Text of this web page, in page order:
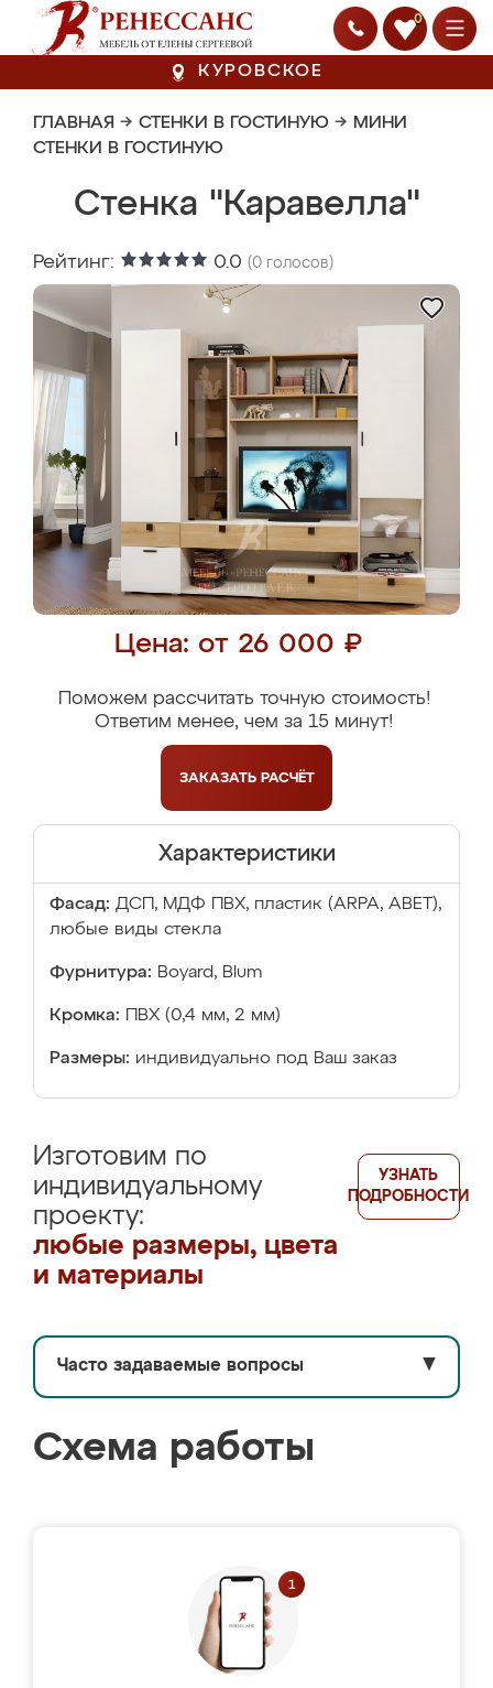
0
КУРОВСКОЕ
ГЛАВНАЯ → СТЕНКИ В ГОСТИНУЮ → МИНИ
СТЕНКИ В ГОСТИНУЮ
Стенка "Каравелла"
Рейтинг: 0.0 (0 голосов)
Цена: от 26 000 ₽
Поможем рассчитать точную стоимость!
Ответим менее, чем за 15 минут!
ЗАКАЗАТЬ РАСЧЁТ
Характеристики
Фасад: ДСП, МДФ ПВХ, пластик (ARPA, ABET),
любые виды стекла
Фурнитура: Boyard, Blum
Кромка: ПВХ (0,4 мм, 2 мм)
Размеры: индивидуально под Ваш заказ
Изготовим по
индивидуальному
проекту:
любые размеры, цвета
и материалы
УЗНАТЬ
ПОДРОБНОСТИ
Часто задаваемые вопросы ▼
Схема работы